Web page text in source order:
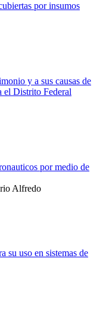
por insumos
y a sus causas de
el Distrito Federal
por medio de
Alfredo
su uso en sistemas de